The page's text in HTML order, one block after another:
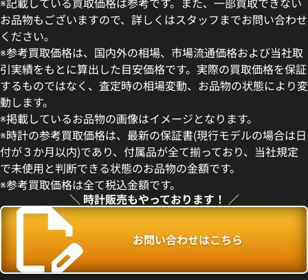
ィノ IW391031
格
日時点の参考買取価格です
参考買取価格
499,000円
※2026年5月9日時点の参考買
お品物もございますので、詳しくはスタッフまでお問い合わせ
ください。
※参考買取価格は、国内外の相場、市場流通価格および当社取
引実績をもとに算出した目安価格です。実際の買取価格を保証
するものではなく、査定時の相場変動、お品物の状態により変
動します。
※掲載しているお品物の画像はイメージとなります。
※時計の参考買取価格は、最新の保証書(現行モデルの場合は日
付が３か月以内)であり、付属品が全て揃っており、当社規定
で未使用と判断できる状態のお品物の金額です。
※参考買取価格は全て税込金額です。
＼ 時計販売もやっております！ ／
お問い合わせはこちら